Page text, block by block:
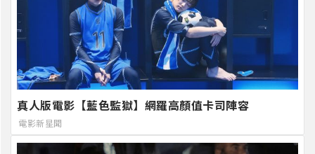
真人版電影【藍色監獄】網羅高顏值卡司陣容
電影新星聞